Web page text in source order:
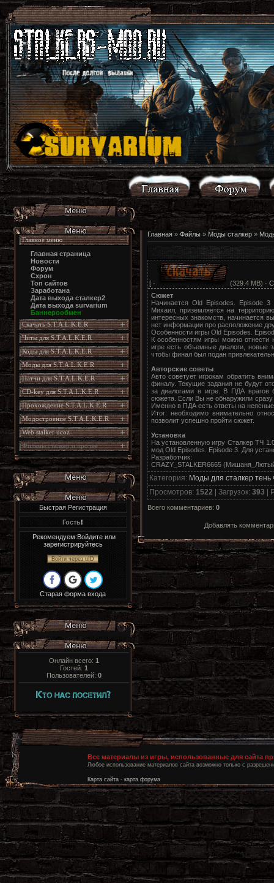
Главное меню
Главная страница
Новости
Форум
Схрон
Топ сайтов
Заработана
Дата выхода сталкер2
Дата выхода survarium
Баннерообмен
Скачать S.T.A.L.K.E.R
Читы для S.T.A.L.K.E.R
Коды для S.T.A.L.K.E.R
Моды для S.T.A.L.K.E.R
Патчи для S.T.A.L.K.E.R
CD-key для S.T.A.L.K.E.R
Прохождение S.T.A.L.K.E.R
Модостроение S.T.A.L.K.E.R
Web stalker ucoz
Фильмы сталкер и прочее
Быстрая Регистрация
Гость!
Рекомендуем:Войдите или
зарегистрируйтесь
Войти через uID
Старая форма входа
Онлайн всего: 1
Гостей: 1
Пользователей: 0
Главная» Файлы» Моды сталкер»
[ · (329.4 MB) ·
Сюжет
Начинается Old Episodes. Episode 3
Михаил, приземляется на
интересных знакомств, начинается
нет информации про расположение
Особенности игры Old Episodes.
К особенностям игры можно отнести
игре есть объемные диалоги, новые
чтобы финал был подан
Авторские советы
Авто советует игрокам обратить
финалу. Текущие задания не будут
за диалогами в игре. В ПДА врагов
сюжета. Если Вы не обнаружили
Именно в ПДА есть ответы на
Итог: необходимо внимательно
позволит успешно пройти сюжет.
Установка
На установленную игру Сталкер ТЧ
мод Old Episodes. Episode 3. Для
Разработчик:
CRAZY_STALKER6665
Категория: Моды для сталкер тень
Просмотров: 1522 | Загрузок: 393 |
Всего комментариев: 0
Добавлять
Все материалы из игры, использованные для сайта
Любое использование материалов сайта возможно только с
Карта сайта - карта форума